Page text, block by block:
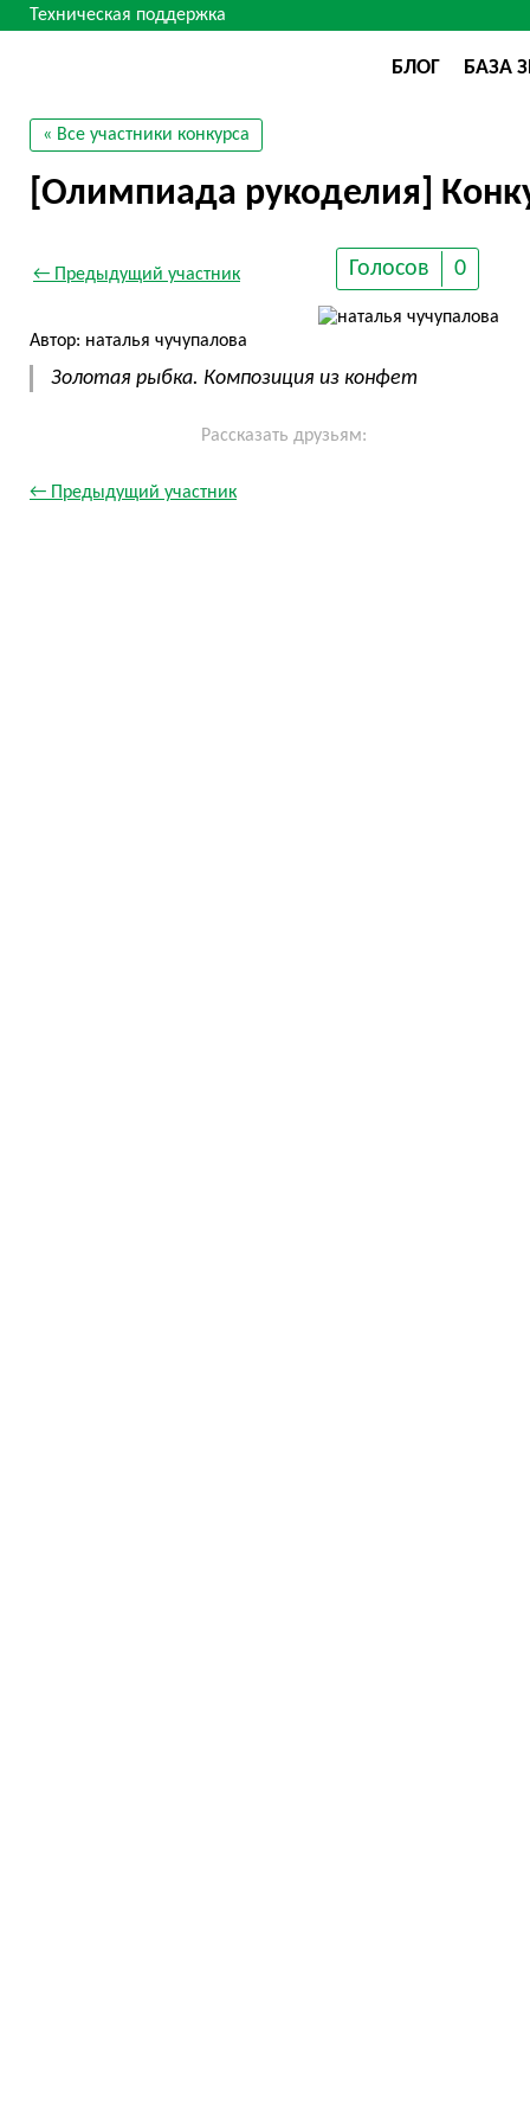
Техническая поддержка
БЛОГ БАЗА
« Все участники конкурса
[Олимпиада рукоделия]
← Предыдущий участник Голосов 0
Автор: наталья чучупалова
Золотая рыбка. Композиция из конфет
Рассказать друзьям:
← Предыдущий участник